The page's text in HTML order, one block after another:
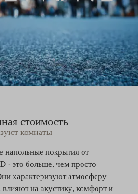
стоимость
комнаты
напольные покрытия от
- это больше, чем просто
характеризуют атмосферу
на акустику, комфорт и